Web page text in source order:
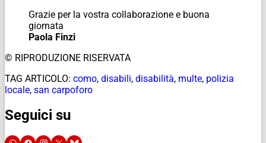
Grazie per la vostra collaborazione e buona
giornata
Paola Finzi
© RIPRODUZIONE RISERVATA
TAG ARTICOLO: como, disabili, disabilità, multe, polizia
locale, san carpoforo
Seguici su